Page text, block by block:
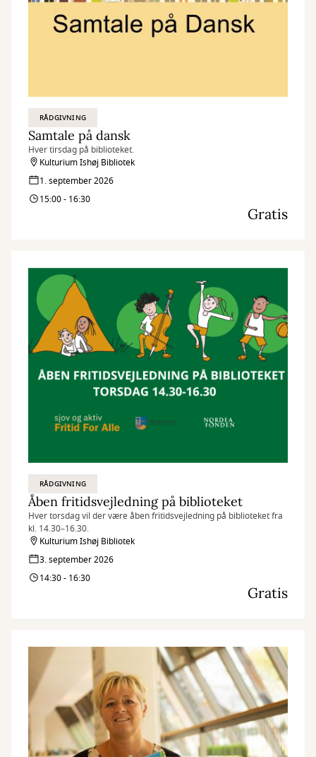
RÅDGIVNING
Samtale på dansk
Hver tirsdag på biblioteket.
Kulturium Ishøj Bibliotek
1. september 2026
15:00 - 16:30
Gratis
RÅDGIVNING
Åben fritidsvejledning på biblioteket
Hver torsdag vil der være åben fritidsvejledning på biblioteket fra
kl. 14.30–16.30.
Kulturium Ishøj Bibliotek
3. september 2026
14:30 - 16:30
Gratis